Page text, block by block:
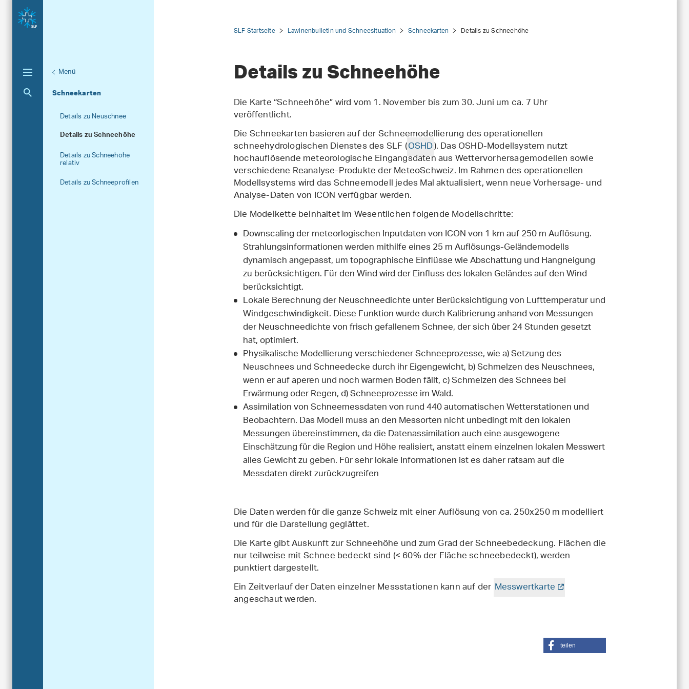
Unternavigation
Menü
Schneekarten
Aktuelle Navigation
Details zu Neuschnee
Details zu Schneehöhe
Details zu Schneehöhe
relativ
Details zu Schneeprofilen
SLF Startseite Lawinenbulletin und Schneesituation Schneekarten Details zu Schneehöhe
Details zu Schneehöhe
Die Karte “Schneehöhe” wird vom 1. November bis zum 30. Juni um ca. 7 Uhr
veröffentlicht.
Die Schneekarten basieren auf der Schneemodellierung des operationellen
schneehydrologischen Dienstes des SLF (OSHD). Das OSHD-Modellsystem nutzt
hochauflösende meteorologische Eingangsdaten aus Wettervorhersagemodellen sowie
verschiedene Reanalyse-Produkte der MeteoSchweiz. Im Rahmen des operationellen
Modellsystems wird das Schneemodell jedes Mal aktualisiert, wenn neue Vorhersage- und
Analyse-Daten von ICON verfügbar werden.
Die Modelkette beinhaltet im Wesentlichen folgende Modellschritte:
Downscaling der meteorlogischen Inputdaten von ICON von 1 km auf 250 m Auflösung.
Strahlungsinformationen werden mithilfe eines 25 m Auflösungs-Geländemodells
dynamisch angepasst, um topographische Einflüsse wie Abschattung und Hangneigung
zu berücksichtigen. Für den Wind wird der Einfluss des lokalen Geländes auf den Wind
berücksichtigt.
Lokale Berechnung der Neuschneedichte unter Berücksichtigung von Lufttemperatur und
Windgeschwindigkeit. Diese Funktion wurde durch Kalibrierung anhand von Messungen
der Neuschneedichte von frisch gefallenem Schnee, der sich über 24 Stunden gesetzt
hat, optimiert.
Physikalische Modellierung verschiedener Schneeprozesse, wie a) Setzung des
Neuschnees und Schneedecke durch ihr Eigengewicht, b) Schmelzen des Neuschnees,
wenn er auf aperen und noch warmen Boden fällt, c) Schmelzen des Schnees bei
Erwärmung oder Regen, d) Schneeprozesse im Wald.
Assimilation von Schneemessdaten von rund 440 automatischen Wetterstationen und
Beobachtern. Das Modell muss an den Messorten nicht unbedingt mit den lokalen
Messungen übereinstimmen, da die Datenassimilation auch eine ausgewogene
Einschätzung für die Region und Höhe realisiert, anstatt einem einzelnen lokalen Messwert
alles Gewicht zu geben. Für sehr lokale Informationen ist es daher ratsam auf die
Messdaten direkt zurückzugreifen
Die Daten werden für die ganze Schweiz mit einer Auflösung von ca. 250x250 m modelliert
und für die Darstellung geglättet.
Die Karte gibt Auskunft zur Schneehöhe und zum Grad der Schneebedeckung. Flächen die
nur teilweise mit Schnee bedeckt sind (< 60% der Fläche schneebedeckt), werden
punktiert dargestellt.
Ein Zeitverlauf der Daten einzelner Messstationen kann auf der Messwertkarte
angeschaut werden.
teilen